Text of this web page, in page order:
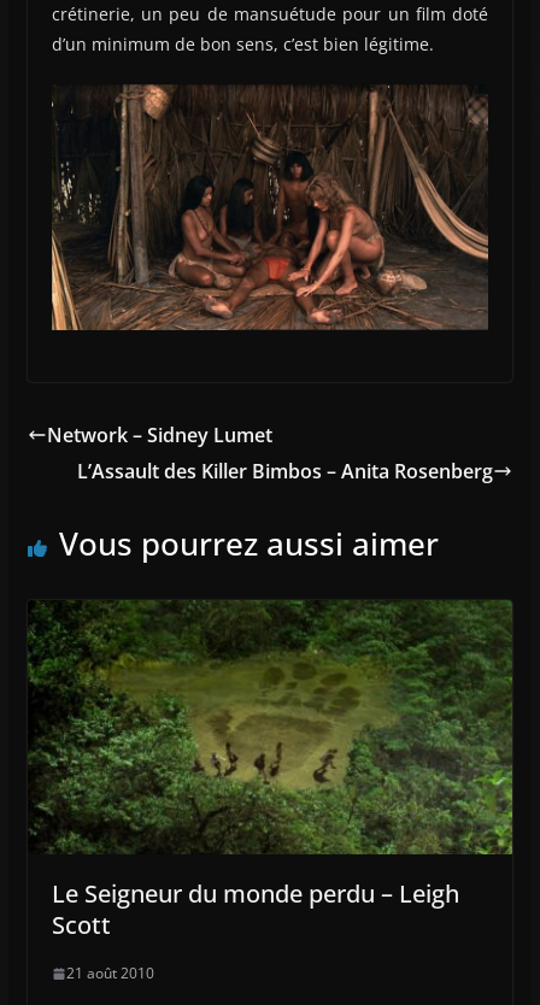
crétinerie, un peu de mansuétude pour un film doté
d’un minimum de bon sens, c’est bien légitime.
Network – Sidney Lumet
L’Assault des Killer Bimbos – Anita Rosenberg
Vous pourrez aussi aimer
Le Seigneur du monde perdu – Leigh
Scott
21 août 2010